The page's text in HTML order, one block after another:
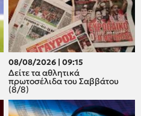
08/08/2026 | 09:15
Δείτε τα αθλητικά
πρωτοσέλιδα του Σαββάτου
(8/8)